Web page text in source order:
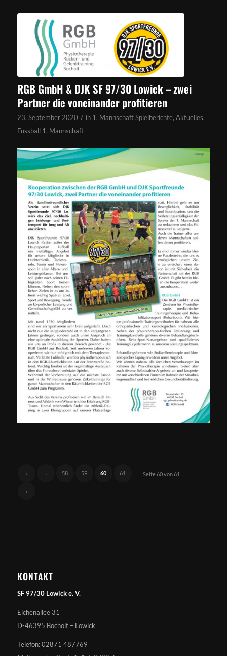
RGB GmbH & DJK SF 97/30 Lowick – zwei
Partner die voneinander profitieren
23. September 2020 / in 1. Mannschaft Spielberichte, Aktuelles,
Fussball 1. Mannschaft
Seite 60 von 61
« ‹ 58 59 60 61
›
KONTAKT
SF 97/30 Lowick e. V.
Eichenallee 31
D-46395 Bocholt – Lowick
Telefon: 02871 487769